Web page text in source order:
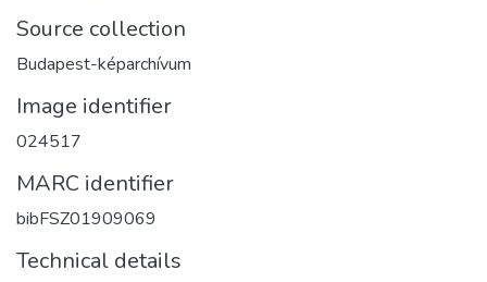
Source collection
Budapest-képarchívum
Image identifier
024517
MARC identifier
bibFSZ01909069
Technical details